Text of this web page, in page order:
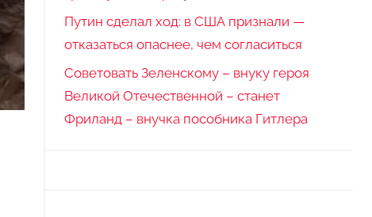
Путин сделал ход: в США признали —
отказаться опаснее, чем согласиться
Советовать Зеленскому – внуку героя
Великой Отечественной – станет
Фриланд – внучка пособника Гитлера